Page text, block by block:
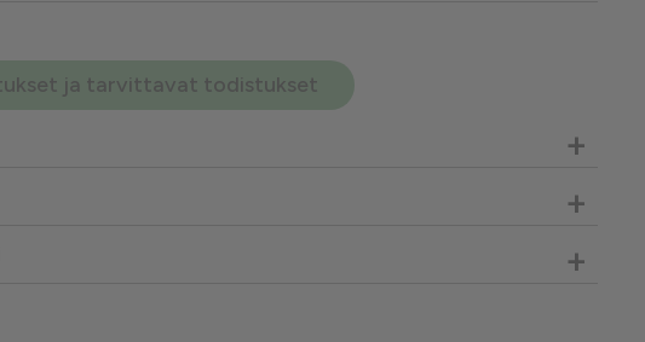
ja tarvittavat todistukset
+
+
+